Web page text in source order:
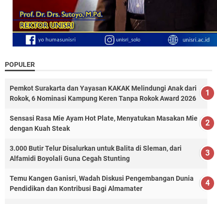
POPULER
Pemkot Surakarta dan Yayasan KAKAK Melindungi Anak dari
Rokok, 6 Nominasi Kampung Keren Tanpa Rokok Award 2026
Sensasi Rasa Mie Ayam Hot Plate, Menyatukan Masakan Mie
dengan Kuah Steak
3.000 Butir Telur Disalurkan untuk Balita di Sleman, dari
Alfamidi Boyolali Guna Cegah Stunting
Temu Kangen Ganisri, Wadah Diskusi Pengembangan Dunia
Pendidikan dan Kontribusi Bagi Almamater